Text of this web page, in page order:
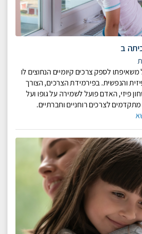
ב
לספק צרכים קיומיים הנחוצים לו
והנפשית. בפירמידת הצרכים, הצורך
פיזי, האדם פועל לשמירה על גופו ועל
מתקדמים לצרכים רוחניים וחברתיים.